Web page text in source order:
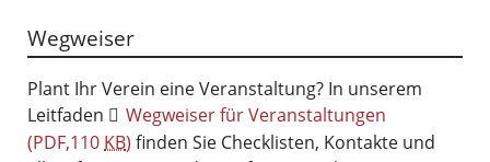
Wegweiser
Plant Ihr Verein eine Veranstaltung? In unserem
Leitfaden
Wegweiser für Veranstaltungen
(PDF,110 KB) finden Sie Checklisten, Kontakte und